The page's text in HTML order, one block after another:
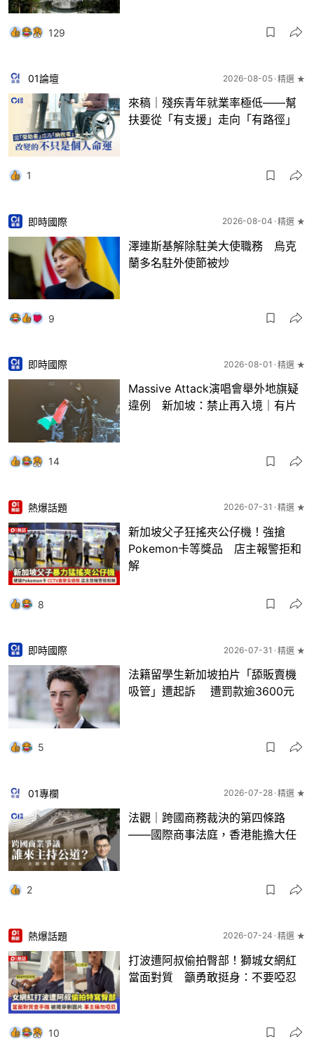
129
01論壇 2026-08-05 精選 ★
來稿｜殘疾青年就業率極低——幫
扶要從「有支援」走向「有路徑」
1
即時國際 2026-08-04 精選 ★
澤連斯基解除駐美大使職務 烏克
蘭多名駐外使節被炒
9
即時國際 2026-08-01 精選 ★
Massive Attack演唱會舉外地旗疑
違例 新加坡：禁止再入境｜有片
14
熱爆話題 2026-07-31 精選 ★
新加坡父子狂搖夾公仔機！強搶
Pokemon卡等獎品 店主報警拒和
解
8
即時國際 2026-07-31 精選 ★
法籍留學生新加坡拍片「舔販賣機
吸管」遭起訴 遭罰款逾3600元
5
01專欄 2026-07-28 精選 ★
法觀｜跨國商務裁決的第四條路
——國際商事法庭，香港能擔大任
2
熱爆話題 2026-07-24 精選 ★
打波遭阿叔偷拍臀部！獅城女網紅
當面對質 籲勇敢挺身：不要啞忍
10